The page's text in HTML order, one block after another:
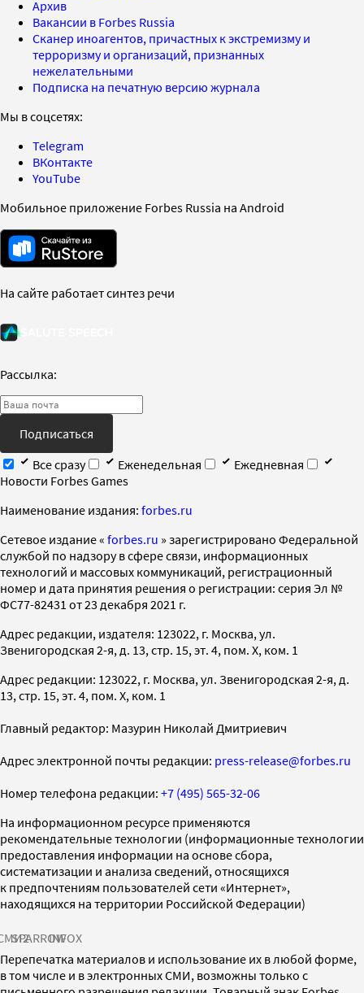
Архив
Вакансии в Forbes Russia
Сканер иноагентов, причастных к экстремизму и
терроризму и организаций, признанных
нежелательными
Подписка на печатную версию журнала
Мы в соцсетях:
Telegram
ВКонтакте
YouTube
Мобильное приложение Forbes Russia на Android
На сайте работает синтез речи
Рассылка:
Подписаться
Все сразу
Еженедельная
Ежедневная
Новости Forbes Games
Наименование издания: forbes.ru
Cетевое издание « forbes.ru » зарегистрировано Федеральной
службой по надзору в сфере связи, информационных
технологий и массовых коммуникаций, регистрационный
номер и дата принятия решения о регистрации: серия Эл №
ФС77-82431 от 23 декабря 2021 г.
Адрес редакции, издателя: 123022, г. Москва, ул.
Звенигородская 2-я, д. 13, стр. 15, эт. 4, пом. X, ком. 1
Адрес редакции: 123022, г. Москва, ул. Звенигородская 2-я, д.
13, стр. 15, эт. 4, пом. X, ком. 1
Главный редактор: Мазурин Николай Дмитриевич
Адрес электронной почты редакции: press-release@forbes.ru
Номер телефона редакции: +7 (495) 565-32-06
На информационном ресурсе применяются
рекомендательные технологии (информационные технологии
предоставления информации на основе сбора,
систематизации и анализа сведений, относящихся
к предпочтениям пользователей сети «Интернет»,
находящихся на территории Российской Федерации)
SPARROWINFOX
Перепечатка материалов и использование их в любой форме,
в том числе и в электронных СМИ, возможны только с